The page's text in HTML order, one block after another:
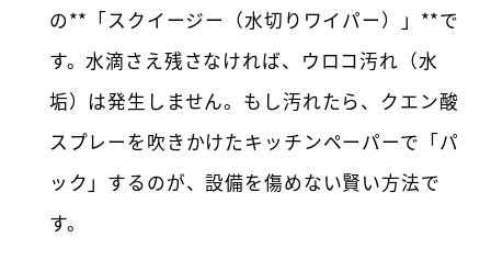
の**「スクイージー（水切りワイパー）」**で
す。水滴さえ残さなければ、ウロコ汚れ（水
垢）は発生しません。もし汚れたら、クエン酸
スプレーを吹きかけたキッチンペーパーで「パ
ック」するのが、設備を傷めない賢い方法で
す。